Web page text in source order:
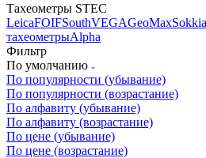
Тахеометры STEC
LeicaFOIFSouthVEGAGeoMaxSokkia
тахеометрыAlpha
Фильтр
По умолчанию
По популярности (убывание)
По популярности (возрастание)
По алфавиту (убывание)
По алфавиту (возрастание)
По цене (убывание)
По цене (возрастание)